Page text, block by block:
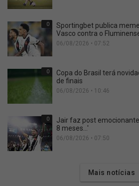
0
Sportingbet publica
Vasco contra o
06/08/2026 • 07:52
0
Copa do Brasil terá
de finais
06/08/2026 • 10:46
0
Jair faz post
8 meses...'
06/08/2026 • 07:50
Mais notícias